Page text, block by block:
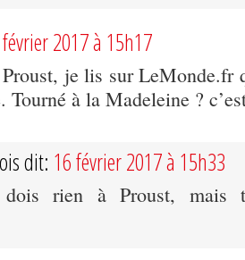
2017 à 15h17
je lis sur LeMonde.fr
Tourné à la Madeleine ?
dit: 16 février 2017 à 15h33
rien à Proust, mais